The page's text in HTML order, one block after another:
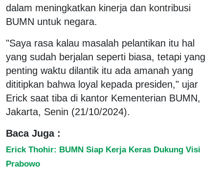
dalam meningkatkan kinerja dan kontribusi
BUMN untuk negara.
"Saya rasa kalau masalah pelantikan itu hal
yang sudah berjalan seperti biasa, tetapi yang
penting waktu dilantik itu ada amanah yang
dititipkan bahwa loyal kepada presiden," ujar
Erick saat tiba di kantor Kementerian BUMN,
Jakarta, Senin (21/10/2024).
Baca Juga :
Erick Thohir: BUMN Siap Kerja Keras Dukung Visi
Prabowo